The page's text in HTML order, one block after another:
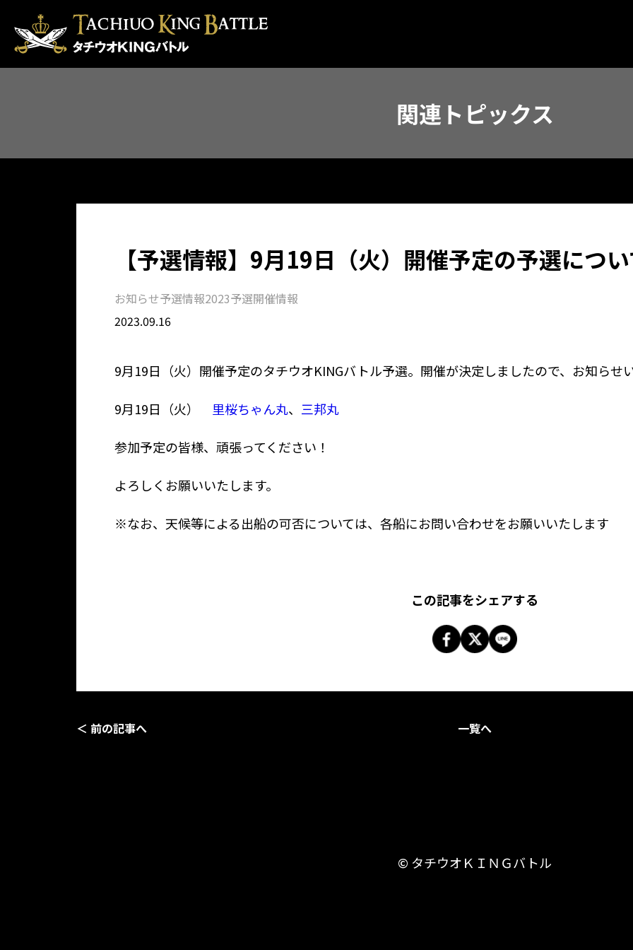
関連トピックス
【予選情報】9月19日（火）開催予定の予選につ
お知らせ予選情報2023予選開催情報
2023.09.16
9月19日（火）開催予定のタチウオKINGバトル予選。開催が決定しましたので、お知らせい
9月19日（火） 里桜ちゃん丸、 三邦丸
参加予定の皆様、頑張ってください！
よろしくお願いいたします。
※なお、天候等による出船の可否については、各船にお問い合わせをお願いいたします
この記事をシェアする
＜ 前の記事へ 一覧へ
© タチウオＫＩＮＧバトル